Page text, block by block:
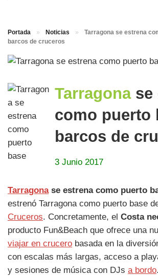
Portada » Noticias »
Tarragona se estrena
barcos de cruceros
Tarragona se
como puerto
barcos de
3 Junio 2017
Tarragonase estrena como puerto
estrenó Tarragona como puerto base
Cruceros. Concretamente, el Costa
producto Fun&Beach que ofrece una
viajar en crucero basada en la
con escalas más largas, acceso a
y sesiones de música con DJs a bordo